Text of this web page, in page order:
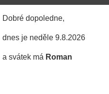
Dobré dopoledne,
dnes je neděle 9.8.2026
a svátek má Roman